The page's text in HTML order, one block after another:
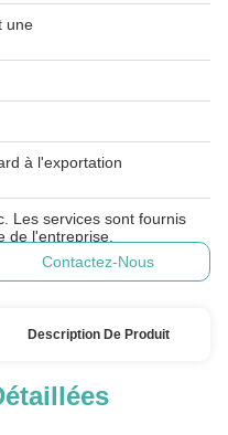
une
à l'exportation
Les services sont fournis
de l'entreprise.
Contactez-Nous
Description De Produit